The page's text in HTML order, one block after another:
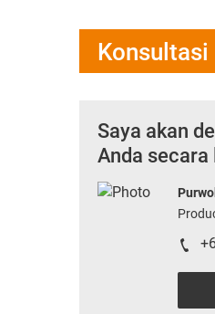
Konsultasi
Saya akan
Anda secara